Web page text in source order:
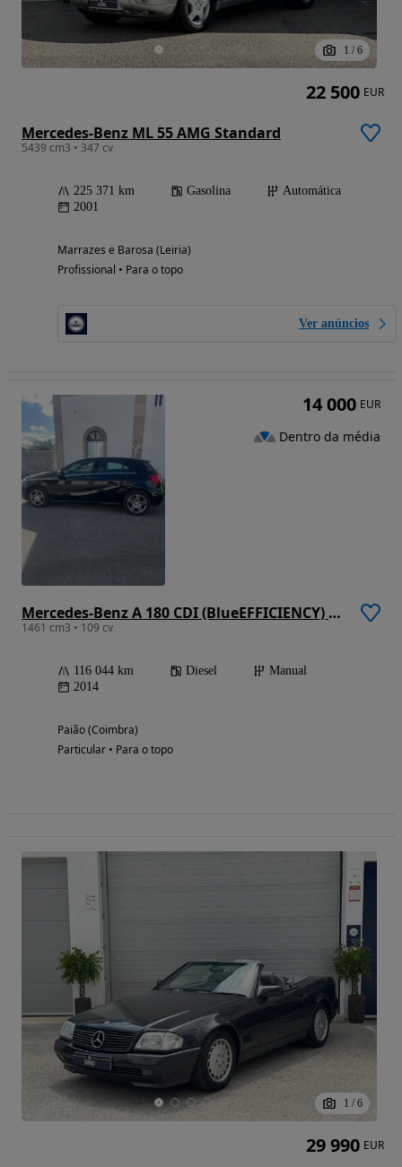
1 / 6
Mercedes-Benz ML 55 AMG Standard
5439 cm3 • 347 cv
225 371 km Gasolina
Automática
2001
Marrazes e Barosa (Leiria)
Profissional • Para o topo
Ver anúncios
22 500 EUR
Mercedes-Benz A 180 CDI (BlueEFFICIENCY) Urban
1461 cm3 • 109 cv
116 044 km Diesel
Manual
2014
Paião (Coimbra)
Particular • Para o topo
14 000 EUR
Dentro da média
1 / 6
29 990 EUR